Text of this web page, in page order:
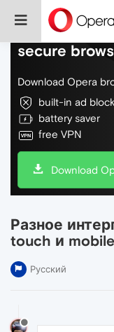
Do more on
secure
Download Opera
built-in ad
battery saver
free VPN
Download
Разное
touch и mobile
Русский